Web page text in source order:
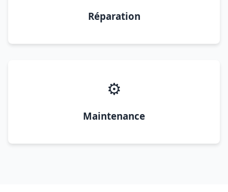
Réparation
⚙️
Maintenance